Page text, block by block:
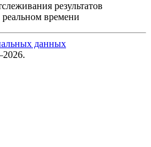
результатов
времени
данных